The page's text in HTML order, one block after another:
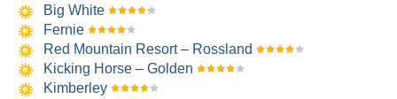
Big White
Fernie
Red Mountain Resort – Rossland
Kicking Horse – Golden
Kimberley